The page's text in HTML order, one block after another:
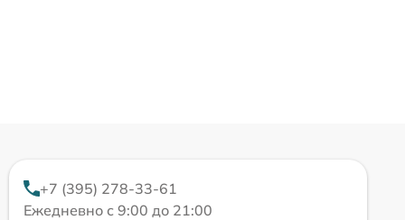
+7 (395) 278-33-61
Ежедневно с 9:00 до 21:00